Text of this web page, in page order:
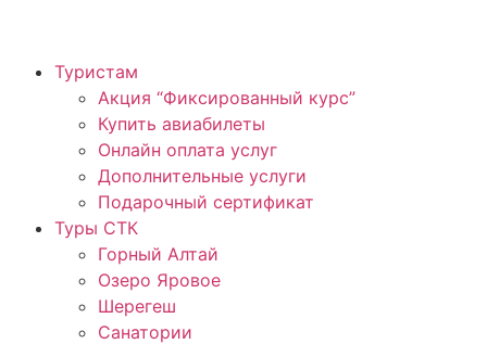
Туристам
Акция “Фиксированный курс”
Купить авиабилеты
Онлайн оплата услуг
Дополнительные услуги
Подарочный сертификат
Туры СТК
Горный Алтай
Озеро Яровое
Шерегеш
Санатории